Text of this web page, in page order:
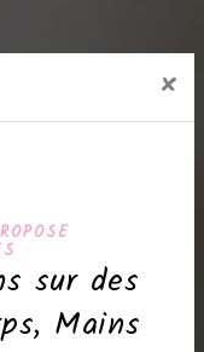
×
sur des
Mains